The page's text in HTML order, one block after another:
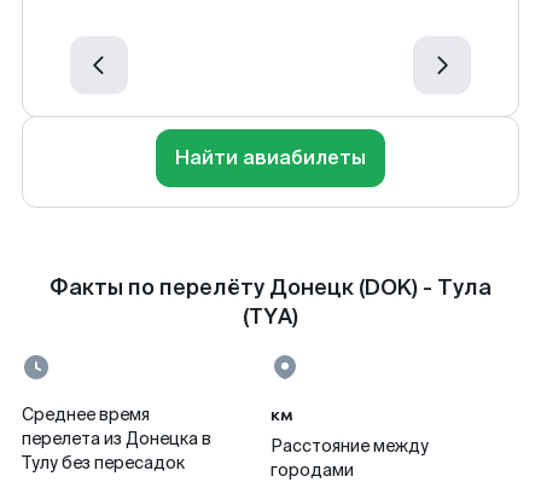
Найти авиабилеты
Факты по перелёту Донецк (DOK) - Тула
(TYA)
Среднее время
перелета из Донецка в
Тулу без пересадок
км
Расстояние между
городами